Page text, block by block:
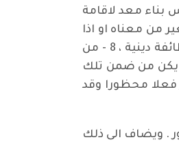
ذلك، 5 - خرب او اتلف او شوه او دنس بناء معد لاقامة
تحريفا يغير من معناه او اذا
استخف بحكم من احكامه او اي شيء من تعاليمه ، 7 - من اهان علنا رمزا او شخصا هو موضع تقديس او تمجيد او احترام لدى طائفة دينية ، 8 - من
يكن من ضمن تلك
فعلا محظورا وقد
القانون جريمة ) وهذا هو نص المادة 19 / ثانيا من الدستور . ويضاف الى ذلك